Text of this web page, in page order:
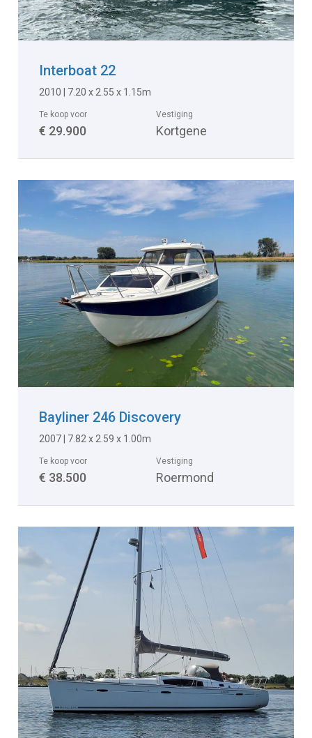
Interboat 22
2010 | 7.20 x 2.55 x 1.15m
Te koop voor
€ 29.900
Vestiging
Kortgene
Bayliner 246 Discovery
2007 | 7.82 x 2.59 x 1.00m
Te koop voor
€ 38.500
Vestiging
Roermond